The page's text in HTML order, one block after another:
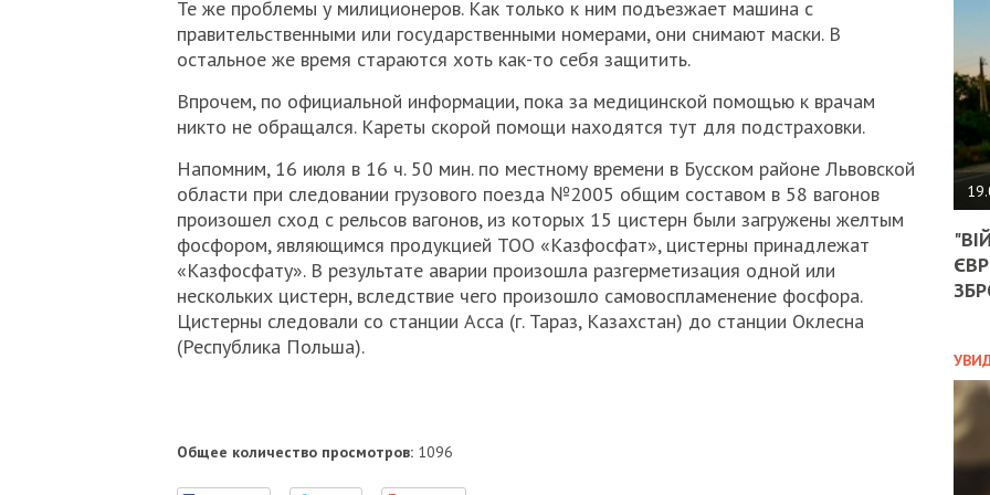
Те же проблемы у милиционеров. Как только к ним подъезжает машина с
правительственными или государственными номерами, они снимают маски. В
остальное же время стараются хоть как-то себя защитить.
Впрочем, по официальной информации, пока за медицинской помощью к врачам
никто не обращался. Кареты скорой помощи находятся тут для подстраховки.
Напомним, 16 июля в 16 ч. 50 мин. по местному времени в Бусском районе Львовской
области при следовании грузового поезда №2005 общим составом в 58 вагонов
произошел сход с рельсов вагонов, из которых 15 цистерн были загружены желтым
фосфором, являющимся продукцией ТОО «Казфосфат», цистерны принадлежат
«Казфосфату». В результате аварии произошла разгерметизация одной или
нескольких цистерн, вследствие чего произошло самовоспламенение фосфора.
Цистерны следовали со станции Асса (г. Тараз, Казахстан) до станции Оклесна
(Республика Польша).
Общее количество просмотров:1096
НА